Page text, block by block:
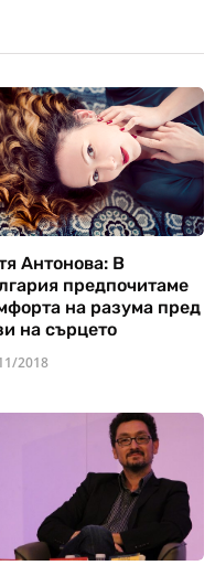
Антонова: В
предпочитаме
на разума пред
на сърцето
2018